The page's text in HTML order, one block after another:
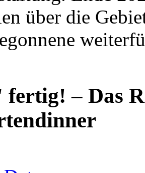
über die
fertig! – Das